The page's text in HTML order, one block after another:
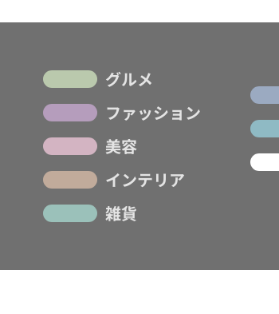
グルメ
ファッション
美容
インテリア
雑貨